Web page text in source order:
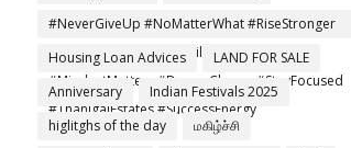
#NeverGiveUp #NoMatterWhat #RiseStronger
#EffortNeverFails #TamilMotivation
#MindsetMatters #DreamChaser #StayFocused
#ThanigaiEstates #SuccessEnergy
Housing Loan Advices
LAND FOR SALE
Anniversary
Indian Festivals 2025
higlitghs of the day
மகிழ்ச்சி